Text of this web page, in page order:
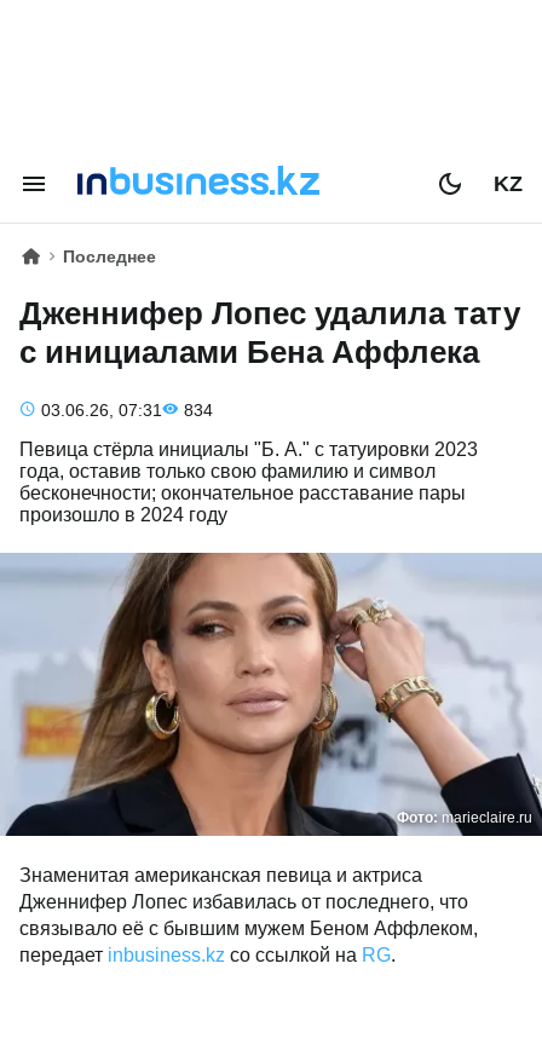
KZ
Последнее
Дженнифер Лопес удалила тату
с инициалами Бена Аффлека
03.06.26, 07:31 834
Певица стёрла инициалы "Б. А." с татуировки 2023
года, оставив только свою фамилию и символ
бесконечности; окончательное расставание пары
произошло в 2024 году
Фото: marieclaire.ru
Знаменитая американская певица и актриса
Дженнифер Лопес избавилась от последнего, что
связывало её с бывшим мужем Беном Аффлеком,
передает inbusiness.kz со ссылкой на RG.